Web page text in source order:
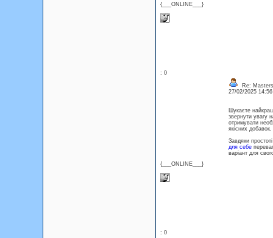
{___ONLINE___}
: 0
{___ONLINE___}
Re:
27/02/2025
Шукаєте
звернути увагу
отримувати
якісних
Завдяки
для себе
варіант для
: 0